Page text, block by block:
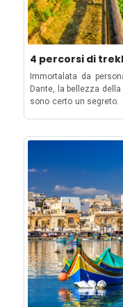
4 percorsi di
di 4 ore
Immortalata da
Dante, la bellezza
sono certo un
villaggi costieri, con
sia anche un'ottima
aerea di Vernazza
d'Italia" I percorsi di
facilmente da 7-8 ore
difficoltà, percorsi ed
si snodano
Liguria, con
splendida costa quasi
raccolto 4 escursioni
in meno di 4 ore,
della regione! Da
Golfo dei Poeti Bar e